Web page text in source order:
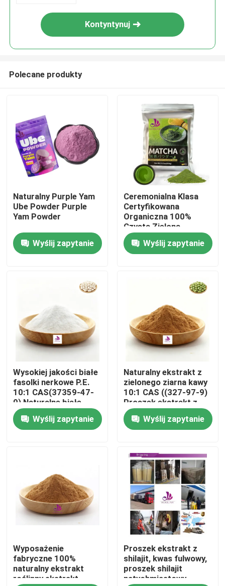
Produkty
O nas
Wycieczka po fabryce
Skontaktuj się z nami
Aktualności
Poprosić o wycenę
Naturalny ekstrakt roślinny
waniliowy Proszek organiczny
Proszek waniliowy Proszek
Kontyntynuj
Polecane produkty
Naturalny Purple Yam
Ube Powder Purple
Yam Powder
Wyślij zapytanie
Ceremonialna Klasa
Certyfikowana
Organiczna 100%
Czysta Zielona
Herbata Matcha w
ProszkuWyślij zapytanie
Wysokiej jakości białe
fasolki nerkowe P.E.
10:1 CAS(37359-47-
0) Naturalne białe
fasolki nerkowe P.E. w
proszkuWyślij zapytanie
Naturalny ekstrakt z
zielonego ziarna kawy
10:1 CAS ((327-97-9)
Proszek ekstrakt z
ziaren kawy
Wyślij zapytanie
Wyposażenie
fabryczne 100%
naturalny ekstrakt
roślinny ekstrakt
Proszek ekstrakt z
shilajit, kwas fulwowy,
proszek shilajit
natychmiastowy,